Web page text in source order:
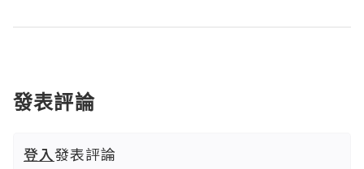
發表評論
登入發表評論